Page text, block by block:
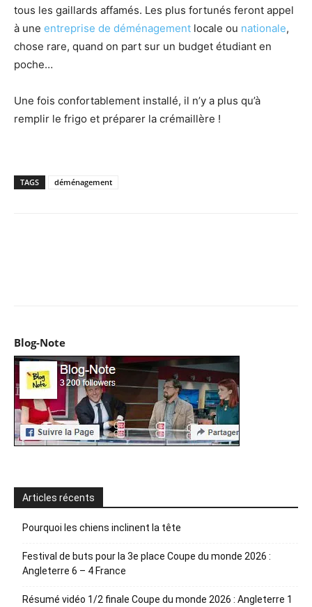
tous les gaillards affamés. Les plus fortunés feront appel
à une entreprise de déménagement locale ou nationale,
chose rare, quand on part sur un budget étudiant en
poche…
Une fois confortablement installé, il n’y a plus qu’à
remplir le frigo et préparer la crémaillère !
TAGS déménagement
Blog-Note
Articles récents
Pourquoi les chiens inclinent la tête
Festival de buts pour la 3e place Coupe du monde 2026 :
Angleterre 6 – 4 France
Résumé vidéo 1/2 finale Coupe du monde 2026 : Angleterre 1